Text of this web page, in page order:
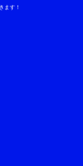
ます！